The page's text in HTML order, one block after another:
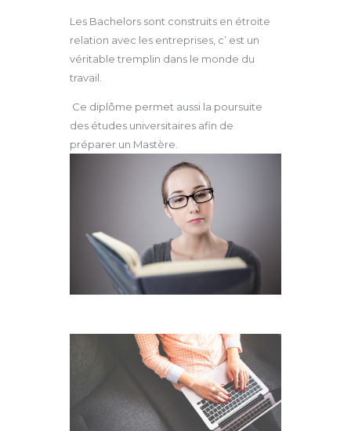
Les Bachelors sont construits en étroite
relation avec les entreprises, c’ est un
véritable tremplin dans le monde du
travail.
Ce diplôme permet aussi la poursuite
des études universitaires afin de
préparer un Mastère.